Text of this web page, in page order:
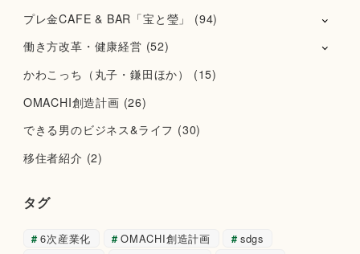
プレ金CAFE & BAR「宝と瑩」
(94)
働き方改革・健康経営 (52)
かわこっち（丸子・鎌田ほか）
(15)
OMACHI創造計画 (26)
できる男のビジネス&ライフ (30)
移住者紹介 (2)
タグ
6次産業化 OMACHI創造計画
sdgs